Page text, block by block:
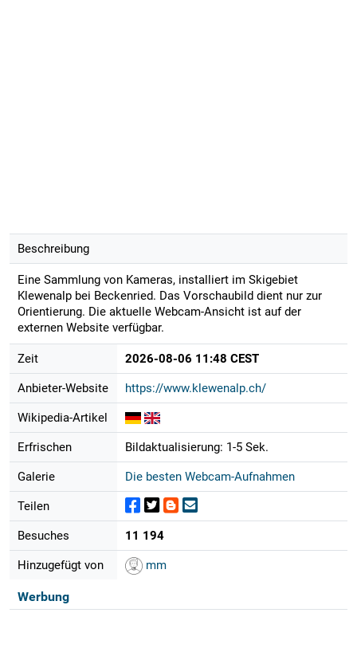
Beschreibung
Eine Sammlung von Kameras, installiert im Skigebiet
Klewenalp bei Beckenried. Das Vorschaubild dient nur zur
Orientierung. Die aktuelle Webcam-Ansicht ist auf der
externen Website verfügbar.
Zeit 2026-08-06 11:48 CEST
Anbieter-Website https://www.klewenalp.ch/
Wikipedia-Artikel
Erfrischen Bildaktualisierung: 1-5 Sek.
Galerie Die besten Webcam-Aufnahmen
Teilen
Besuches 11 194
Hinzugefügt von mm
Werbung